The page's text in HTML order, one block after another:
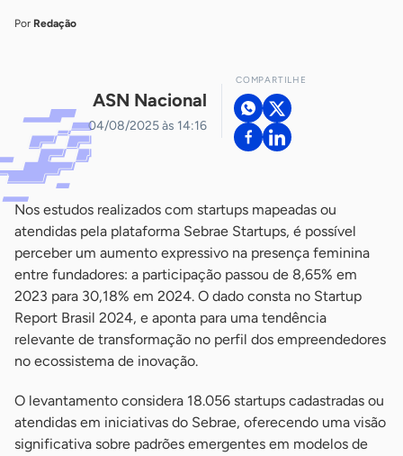
Por Redação
ASN Nacional
04/08/2025 às 14:16
COMPARTILHE
Nos estudos realizados com startups mapeadas ou
atendidas pela plataforma Sebrae Startups, é possível
perceber um aumento expressivo na presença feminina
entre fundadores: a participação passou de 8,65% em
2023 para 30,18% em 2024. O dado consta no Startup
Report Brasil 2024, e aponta para uma tendência
relevante de transformação no perfil dos empreendedores
no ecossistema de inovação.
O levantamento considera 18.056 startups cadastradas ou
atendidas em iniciativas do Sebrae, oferecendo uma visão
significativa sobre padrões emergentes em modelos de